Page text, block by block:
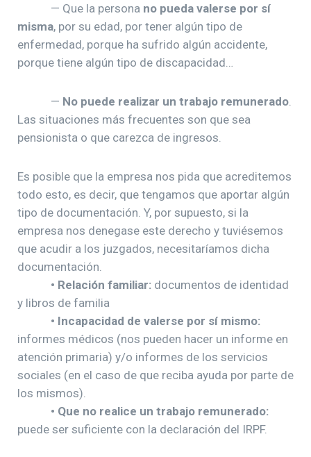
— Que la persona no pueda valerse por sí
misma, por su edad, por tener algún tipo de
enfermedad, porque ha sufrido algún accidente,
porque tiene algún tipo de discapacidad…
— No puede realizar un trabajo remunerado
Las situaciones más frecuentes son que sea
pensionista o que carezca de ingresos.
Es posible que la empresa nos pida que acreditemos
todo esto, es decir, que tengamos que aportar algún
tipo de documentación. Y, por supuesto, si la
empresa nos denegase este derecho y tuviésemos
que acudir a los juzgados, necesitaríamos dicha
documentación.
• Relación familiar: documentos de identidad
y libros de familia
• Incapacidad de valerse por sí mismo:
informes médicos (nos pueden hacer un informe en
atención primaria) y/o informes de los servicios
sociales (en el caso de que reciba ayuda por parte de
los mismos).
• Que no realice un trabajo remunerado:
puede ser suficiente con la declaración del IRPF.